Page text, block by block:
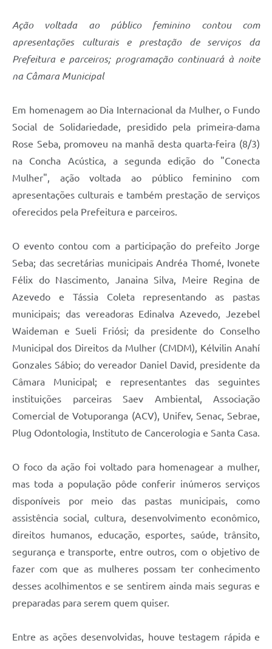
Contato
Ação voltada ao público feminino contou com
apresentações culturais e prestação de serviços da
Prefeitura e parceiros; programação continuará à noite
na Câmara Municipal
Em homenagem ao Dia Internacional da Mulher, o Fundo
Social de Solidariedade, presidido pela primeira-dama
Rose Seba, promoveu na manhã desta quarta-feira (8/3)
na Concha Acústica, a segunda edição do "Conecta
Mulher", ação voltada ao público feminino com
apresentações culturais e também prestação de serviços
oferecidos pela Prefeitura e parceiros.
O evento contou com a participação do prefeito Jorge
Seba; das secretárias municipais Andréa Thomé, Ivonete
Félix do Nascimento, Janaina Silva, Meire Regina de
Azevedo e Tássia Coleta representando as pastas
municipais; das vereadoras Edinalva Azevedo, Jezebel
Waideman e Sueli Friósi; da presidente do Conselho
Municipal dos Direitos da Mulher (CMDM), Kélvilin Anahí
Gonzales Sábio; do vereador Daniel David, presidente da
Câmara Municipal; e representantes das seguintes
instituições parceiras Saev Ambiental, Associação
Comercial de Votuporanga (ACV), Unifev, Senac, Sebrae,
Plug Odontologia, Instituto de Cancerologia e Santa Casa.
O foco da ação foi voltado para homenagear a mulher,
mas toda a população pôde conferir inúmeros serviços
disponíveis por meio das pastas municipais, como
assistência social, cultura, desenvolvimento econômico,
direitos humanos, educação, esportes, saúde, trânsito,
segurança e transporte, entre outros, com o objetivo de
fazer com que as mulheres possam ter conhecimento
desses acolhimentos e se sentirem ainda mais seguras e
preparadas para serem quem quiser.
Entre as ações desenvolvidas, houve testagem rápida e